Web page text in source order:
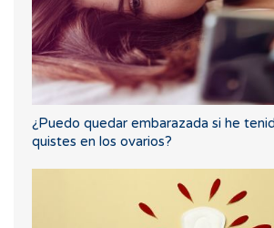
¿Puedo quedar embarazada si he
quistes en los ovarios?